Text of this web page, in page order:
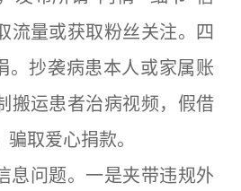
流量或获取粉丝关注。四
。抄袭病患本人或家属账
搬运患者治病视频，假借
取爱心捐款。
问题。一是夹带违规外